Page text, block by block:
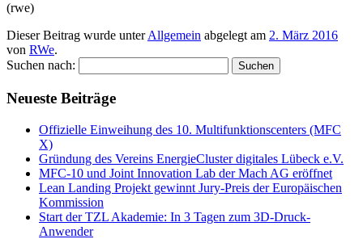
(rwe)
Dieser Beitrag wurde unterAllgemein abgelegt am 2. März 2016
von RWe.
Suchen nach:
Neueste Beiträge
Offizielle Einweihung des 10. Multifunktionscenters (MFC
X)
Gründung des Vereins EnergieCluster digitales Lübeck e.V.
MFC-10 und Joint Innovation Lab der Mach AG eröffnet
Lean Landing Projekt gewinnt Jury-Preis der Europäischen
Kommission
Start der TZL Akademie: In 3 Tagen zum 3D-Druck-
Anwender